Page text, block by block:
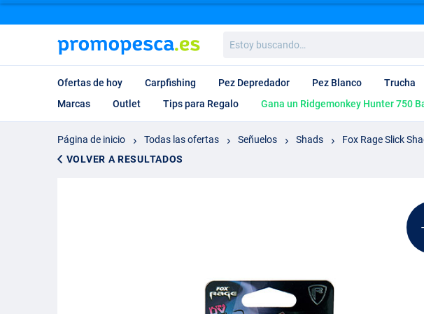
buscando…
Ofertas de hoy Carpfishing Pez Depredador Pez Blanco Trucha
Marcas
Outlet Tips para Regalo Gana un Ridgemonkey Hunter 750
Página de inicio Todas las ofertas Señuelos Shads
Fox Rage Slick
VOLVER A RESULTADOS